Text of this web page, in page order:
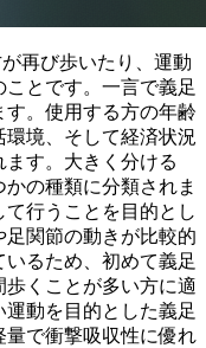
再び歩いたり、運動
とです。一言で義足
。使用する方の年齢
境、そして経済状況
す。大きく分ける
の種類に分類されま
行うことを目的とし
足関節の動きが比較的
るため、初めて義足
くことが多い方に適
動を目的とした義足
量で衝撃吸収性に優れ